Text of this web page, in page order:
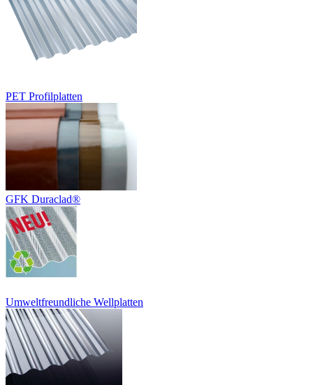
PET Profilplatten
GFK Duraclad®
Umweltfreundliche Wellplatten